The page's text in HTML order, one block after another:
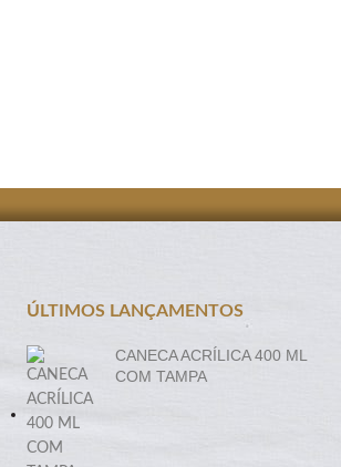
ÚLTIMOS LANÇAMENTOS
CANECA ACRÍLICA 400 ML
COM TAMPA